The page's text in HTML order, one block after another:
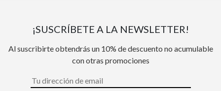
¡SUSCRÍBETE A LA NEWSLETTER!
Al suscribirte obtendrás un 10% de descuento no acumulable
con otras promociones